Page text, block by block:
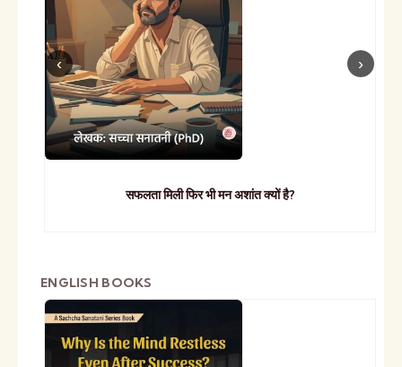
सफलता मिली फिर भी मन अशांत क्यों है?
ENGLISH BOOKS